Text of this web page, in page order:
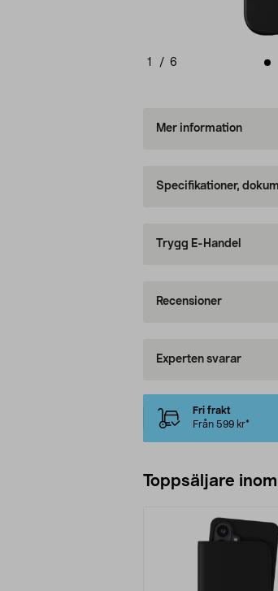
1 / 6
Mer information
Specifikationer,
Trygg E-Handel
Recensioner
Experten svarar
Fri frakt
Från 599 kr*
Toppsäljare